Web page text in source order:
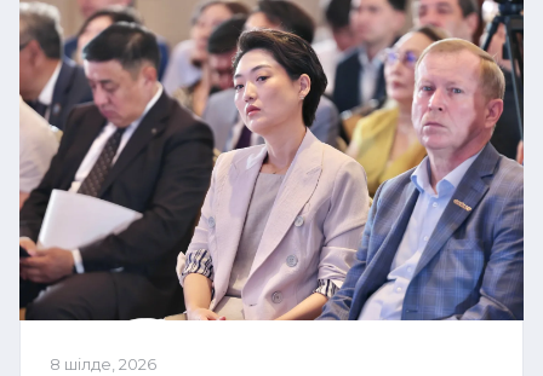
8 шілде, 2026